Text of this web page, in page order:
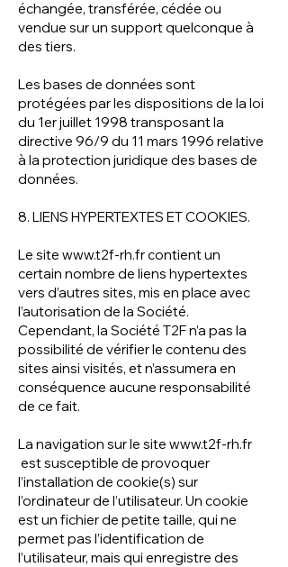
échangée, transférée, cédée ou
vendue sur un support quelconque à
des tiers.
Les bases de données sont
protégées par les dispositions de la loi
du 1er juillet 1998 transposant la
directive 96/9 du 11 mars 1996 relative
à la protection juridique des bases de
données.
8. LIENS HYPERTEXTES ET COOKIES.
Le site www.t2f-rh.frcontient un
certain nombre de liens hypertextes
vers d’autres sites, mis en place avec
l’autorisation de la Société.
Cependant, la Société T2F n’a pas la
possibilité de vérifier le contenu des
sites ainsi visités, et n’assumera en
conséquence aucune responsabilité
de ce fait.
La navigation sur le site www.t2f-rh.fr
est susceptible de provoquer
l’installation de cookie(s) sur
l’ordinateur de l’utilisateur. Un cookie
est un fichier de petite taille, qui ne
permet pas l’identification de
l’utilisateur, mais qui enregistre des